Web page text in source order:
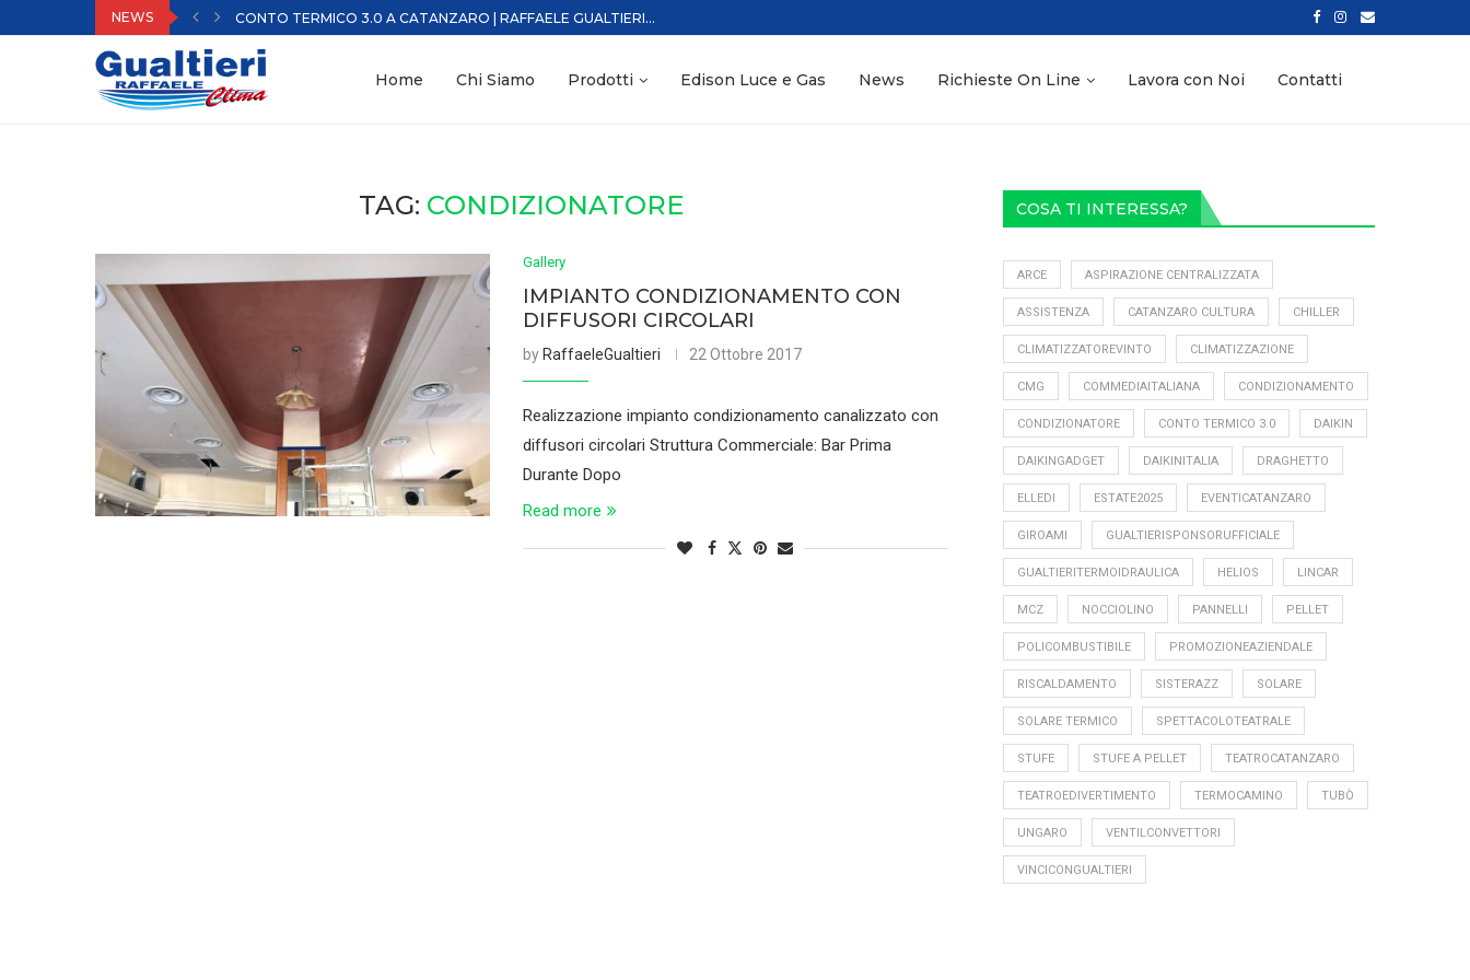
NEWS CONTO TERMICO 3.0 A CATANZARO | RAFFAELE GUALTIERI... LA DITTA GUALTIERI RAFFAELE AL FIANCO DELLE IMPRESE...
Home Chi Siamo Prodotti Edison Luce e Gas News Richieste On Line Lavora con Noi Contatti
TAG: CONDIZIONATORE
Gallery
IMPIANTO CONDIZIONAMENTO CON
DIFFUSORI CIRCOLARI
by RaffaeleGualtieri 22 Ottobre 2017
Realizzazione impianto condizionamento canalizzato con
diffusori circolari Struttura Commerciale: Bar Prima
Durante Dopo
Read more
COSA TI INTERESSA?
ARCE ASPIRAZIONE CENTRALIZZATA
ASSISTENZA CATANZARO CULTURA CHILLER
CLIMATIZZATOREVINTO CLIMATIZZAZIONE
CMG COMMEDIAITALIANA CONDIZIONAMENTO
CONDIZIONATORE CONTO TERMICO 3.0 DAIKIN
DAIKINGADGET DAIKINITALIA DRAGHETTO
ELLEDI ESTATE2025 EVENTICATANZARO
GIROAMI GUALTIERISPONSORUFFICIALE
GUALTIERITERMOIDRAULICA HELIOS LINCAR
MCZ NOCCIOLINO PANNELLI PELLET
POLICOMBUSTIBILE PROMOZIONEAZIENDALE
RISCALDAMENTO SISTERAZZ SOLARE
SOLARE TERMICO SPETTACOLOTEATRALE
STUFE STUFE A PELLET TEATROCATANZARO
TEATROEDIVERTIMENTO TERMOCAMINO TUBÒ
UNGARO VENTILCONVETTORI
VINCICONGUALTIERI